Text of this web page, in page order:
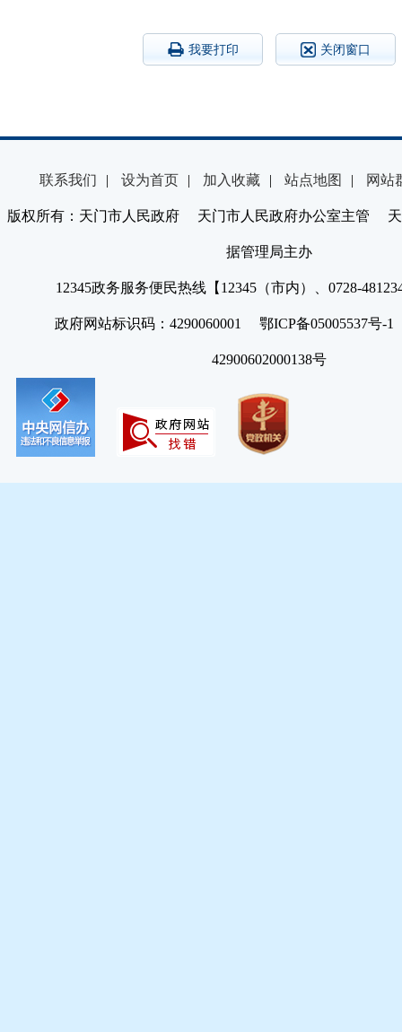
我要打印 关闭窗口
联系我们 | 设为首页 | 加入收藏 | 站点地图 | 网站
版权所有：天门市人民政府 天门市人民政府办公室主管 天
据管理局主办
12345政务服务便民热线【12345（市内）、0728-
政府网站标识码：4290060001 鄂ICP备05005537号
42900602000138号